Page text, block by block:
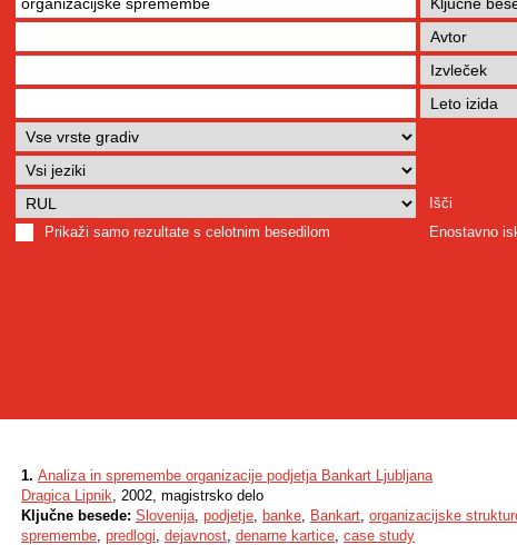
Išči
Prikaži samo rezultate s celotnim besedilom
Enostavno
1. Analiza in spremembe organizacije podjetja Bankart Ljubljana
Dragica Lipnik, 2002, magistrsko delo
Ključne besede: Slovenija, podjetje, banke, Bankart, organizacijske
spremembe, predlogi, dejavnost, denarne kartice, case study